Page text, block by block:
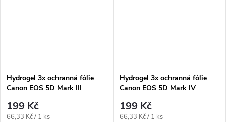
Hydrogel 3x ochranná fólie
Canon EOS 5D Mark III
199 Kč
Měrná
66,33 Kč / 1 ks
Hydrogel 3x ochranná fólie
Canon EOS 5D Mark IV
199 Kč
Měrná
66,33 Kč / 1 ks